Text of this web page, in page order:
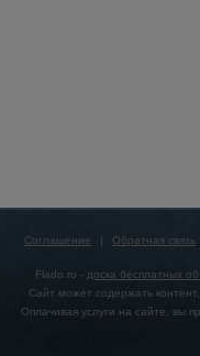
Соглашение | Обратная связь
Flado.ru - доска бесплатных
Сайт может содержать
Оплачивая услуги на сайте, вы